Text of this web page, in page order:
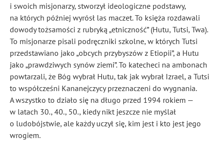
i swoich misjonarzy, stworzył ideologiczne podstawy,
na których później wyrósł las maczet. To księża rozdawali
dowody tożsamości z rubryką „etniczność” (Hutu, Tutsi, Twa).
To misjonarze pisali podręczniki szkolne, w których Tutsi
przedstawiano jako „obcych przybyszów z Etiopii”, a Hutu
jako „prawdziwych synów ziemi”. To katecheci na ambonach
powtarzali, że Bóg wybrał Hutu, tak jak wybrał Izrael, a Tutsi
to współcześni Kananejczycy przeznaczeni do wygnania.
A wszystko to działo się na długo przed 1994 rokiem —
w latach 30., 40., 50., kiedy nikt jeszcze nie myślał
o ludobójstwie, ale każdy uczył się, kim jest i kto jest jego
wrogiem.